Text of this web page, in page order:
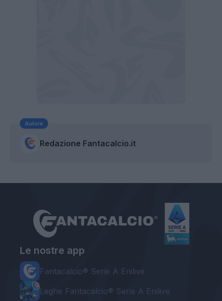
Autore
Redazione Fantacalcio.it
Le nostre app
Fantacalcio® Serie A Enilive
Leghe Fantacalcio® Serie A Enilive